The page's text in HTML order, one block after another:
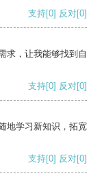
支持[0] 反对[0]
求，让我能够找到自
支持[0] 反对[0]
地学习新知识，拓宽
支持[0] 反对[0]